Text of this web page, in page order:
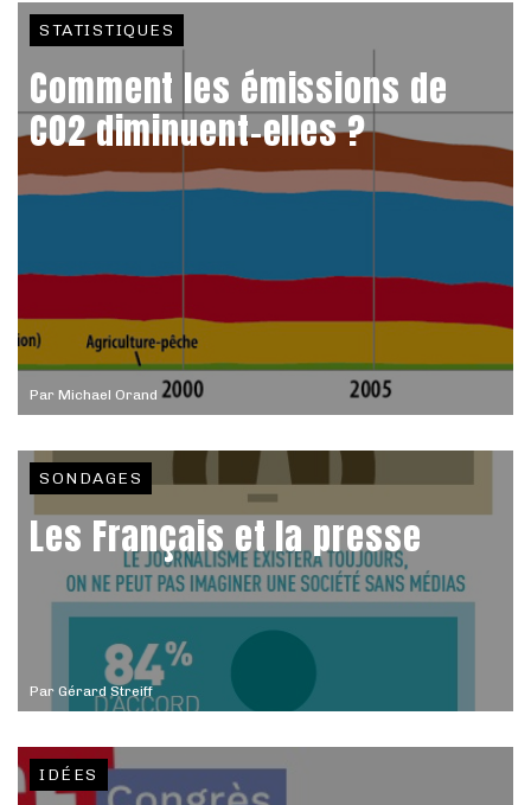
Par Michael Orand
STATISTIQUES
Comment les émissions de
CO2 diminuent-elles ?
Par Gérard Streiff
SONDAGES
Les Français et la presse
IDÉES